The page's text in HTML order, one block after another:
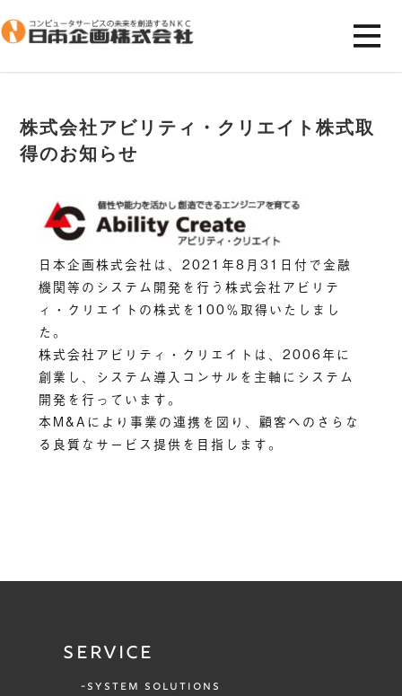
株式会社アビリティ・クリエイト株式取
得のお知らせ
日本企画株式会社は、2021年8月31日付で金融
機関等のシステム開発を行う株式会社アビリテ
ィ・クリエイトの株式を100％取得いたしまし
た。
株式会社アビリティ・クリエイトは、2006年に
創業し、システム導入コンサルを主軸にシステム
開発を行っています。
本M&Aにより事業の連携を図り、顧客へのさらな
る良質なサービス提供を目指します。
SERVICE
SYSTEM SOLUTIONS